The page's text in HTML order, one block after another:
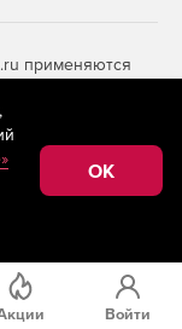
применяются
технологии
к
Войти
OK